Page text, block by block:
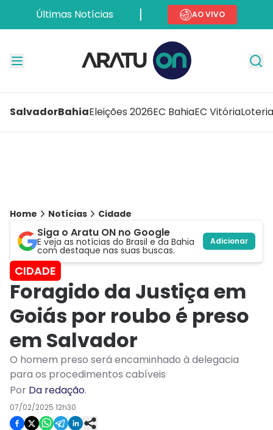
Últimas Notícias AO VIVO
SalvadorBahiaEleições 2026EC BahiaEC Vitória
Home Notícias Cidade
Siga o Aratu ON no Google
E veja as notícias do Brasil e da Bahia
com destaque nas suas buscas.
Adicionar
CIDADE
Foragido da Justiça em
Goiás por roubo é preso
em Salvador
O homem preso será encaminhado à delegacia
para os procedimentos cabíveis
Por Da redação.
07/02/2025 12h30